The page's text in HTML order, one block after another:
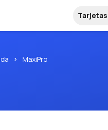
Tarjetas
MaxiPro